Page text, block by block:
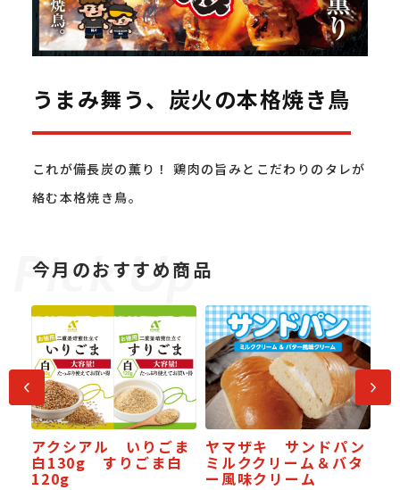
うまみ舞う、炭火の本格焼き鳥
これが備長炭の薫り！ 鶏肉の旨みとこだわりのタレが
絡む本格焼き鳥。
今月のおすすめ商品
前へ
アクシアル いりごま
白130g すりごま白
120g
ヤマザキ サンドパン
ミルククリーム＆バタ
ー風味クリーム
次へ